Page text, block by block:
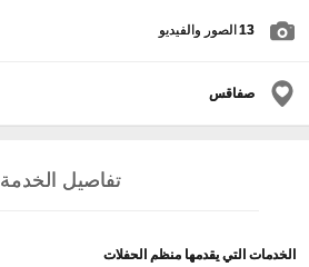
13 الصور والفيديو
صفاقس
تفاصيل الخدمة
الخدمات التي يقدمها منظم الحفلات